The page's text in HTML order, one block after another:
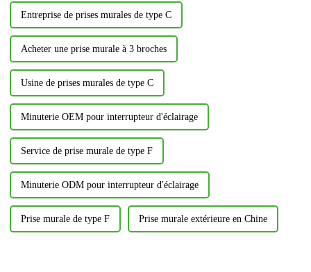
Entreprise de prises murales de type C
Acheter une prise murale à 3 broches
Usine de prises murales de type C
Minuterie OEM pour interrupteur d'éclairage
Service de prise murale de type F
Minuterie ODM pour interrupteur d'éclairage
Prise murale de type F Prise murale extérieure en Chine